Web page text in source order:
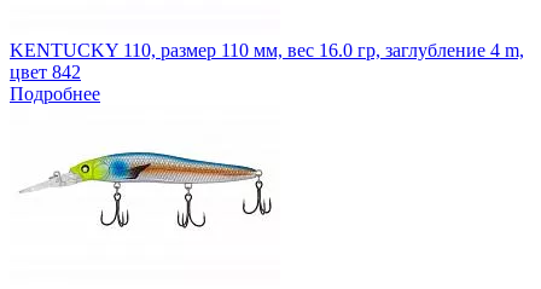
KENTUCKY 110, размер 110 мм, вес 16.0 гр, заглубление 4 m,
цвет 842
Подробнее